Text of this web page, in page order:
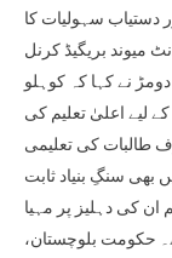
دستیاب سہولیات کا
میوند بریگیڈ کرنل
نے کہا کہ کوہلو
لیے اعلیٰ تعلیم کی
طالبات کی تعلیمی
سنگِ بنیاد ثابت
کی دہلیز پر مہیا
حکومت بلوچستان،